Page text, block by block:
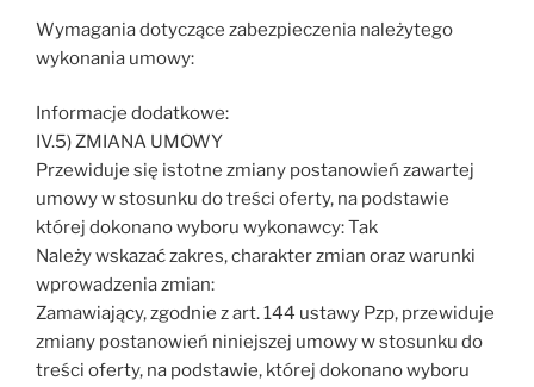
Wymagania dotyczące zabezpieczenia należytego
wykonania umowy:
Informacje dodatkowe:
IV.5) ZMIANA UMOWY
Przewiduje się istotne zmiany postanowień zawartej
umowy w stosunku do treści oferty, na podstawie
której dokonano wyboru wykonawcy: Tak
Należy wskazać zakres, charakter zmian oraz warunki
wprowadzenia zmian:
Zamawiający, zgodnie z art. 144 ustawy Pzp, przewiduje
zmiany postanowień niniejszej umowy w stosunku do
treści oferty, na podstawie, której dokonano wyboru